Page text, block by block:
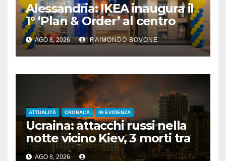
Alessandria: IKEA inaugura il
1° ‘Plan & Order’ al centro
commerciale Panorama
AGO 8, 2026 RAIMONDO BOVONE
ATTUALITÀ CRONACA IN EVIDENZA
Ucraina: attacchi russi nella
notte vicino Kiev, 3 morti tra
cui 1 bambino
AGO 8, 2026